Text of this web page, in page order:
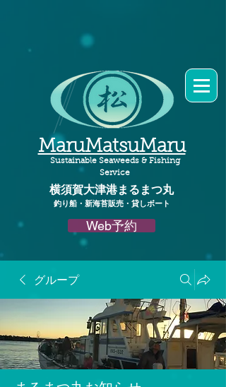
MaruMatsuMaru
Sustainable Seaweeds & Fishing
Service
横須賀大津港まるまつ丸​
釣り船・新海苔販売・貸しボート
Web予約
グループ